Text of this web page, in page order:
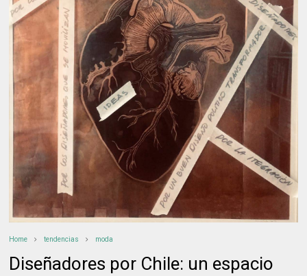
Home tendencias moda
Diseñadores por Chile: un espacio